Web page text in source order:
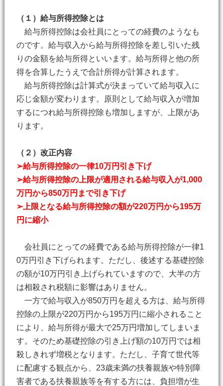
（１）給与所得控除とは
給与所得控除は会社員にとっての経費のようなも
のです。給与収入から給与所得控除を差し引いた残
りの金額を給与所得といいます。給与所得と他の所
得を合算したうえで合計所得が計算されます。
給与所得控除は計算式が決まっていて給与収入に
応じ金額が変わります。原則として給与収入が増加
するにつれ給与所得控除も増加しますが、上限があ
ります。
（２）改正内容
➢給与所得控除の一律10万円引き下げ
➢給与所得控除の上限が適用される給与収入が1,000
万円から850万円まで引き下げ
➢上限となる給与所得控除の額が220万円から195万
円に縮小
会社員にとっての経費である給与所得控除が一律1
0万円引き下げられます。ただし、後述する基礎控除
の額が10万円引き上げられていますので、大半の方
は相殺され税額に影響はありません。
一方で給与収入が850万円を超える方は、給与所得
控除の上限が220万円から195万円に縮小されること
により、給与所得が最大で25万円増加してしまいま
す。そのため基礎控除の引き上げ額の10万円では相
殺しきれず増税となります。ただし、子育て世代等
に配慮する観点から、23歳未満の扶養親族や特別障
害者である扶養親族等を有する方には、負担増が生